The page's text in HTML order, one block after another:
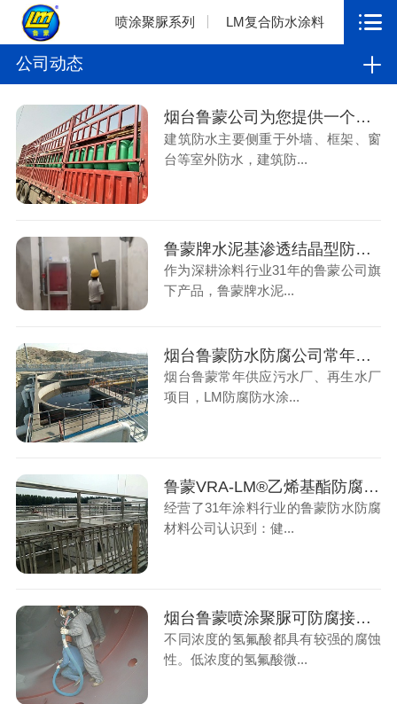
喷涂聚脲系列 LM复合防水涂料
公司动态
烟台鲁蒙公司为您提供一个舒适的生活空间环境
建筑防水主要侧重于外墙、框架、窗
台等室外防水，建筑防...
鲁蒙牌水泥基渗透结晶型防水涂料
作为深耕涂料行业31年的鲁蒙公司旗
下产品，鲁蒙牌水泥...
烟台鲁蒙防水防腐公司常年供应污水厂、再生水厂项目
烟台鲁蒙常年供应污水厂、再生水厂
项目，LM防腐防水涂...
鲁蒙VRA-LM®乙烯基酯防腐防水涂料应用混凝土基层防腐
经营了31年涂料行业的鲁蒙防水防腐
材料公司认识到：健...
烟台鲁蒙喷涂聚脲可防腐接触不同浓度氢氟酸的设备容器
不同浓度的氢氟酸都具有较强的腐蚀
性。低浓度的氢氟酸微...